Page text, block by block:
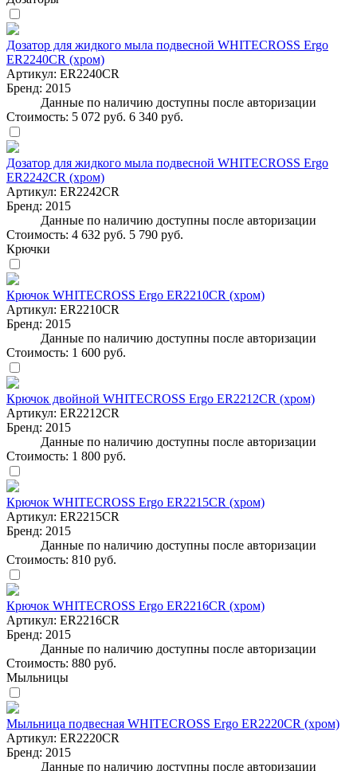
Дозатор для жидкого мыла подвесной WHITECROSS Ergo
ER2240CR (хром)
Артикул: ER2240CR
Бренд: 2015
Данные по наличию доступны после авторизации
Стоимость: 5 072 руб. 6 340 руб.
Дозатор для жидкого мыла подвесной WHITECROSS Ergo
ER2242CR (хром)
Артикул: ER2242CR
Бренд: 2015
Данные по наличию доступны после авторизации
Стоимость: 4 632 руб. 5 790 руб.
Крючки
Крючок WHITECROSS Ergo ER2210CR (хром)
Артикул: ER2210CR
Бренд: 2015
Данные по наличию доступны после авторизации
Стоимость: 1 600 руб.
Крючок двойной WHITECROSS Ergo ER2212CR (хром)
Артикул: ER2212CR
Бренд: 2015
Данные по наличию доступны после авторизации
Стоимость: 1 800 руб.
Крючок WHITECROSS Ergo ER2215CR (хром)
Артикул: ER2215CR
Бренд: 2015
Данные по наличию доступны после авторизации
Стоимость: 810 руб.
Крючок WHITECROSS Ergo ER2216CR (хром)
Артикул: ER2216CR
Бренд: 2015
Данные по наличию доступны после авторизации
Стоимость: 880 руб.
Мыльницы
Мыльница подвесная WHITECROSS Ergo ER2220CR (хром)
Артикул: ER2220CR
Бренд: 2015
Данные по наличию доступны после авторизации